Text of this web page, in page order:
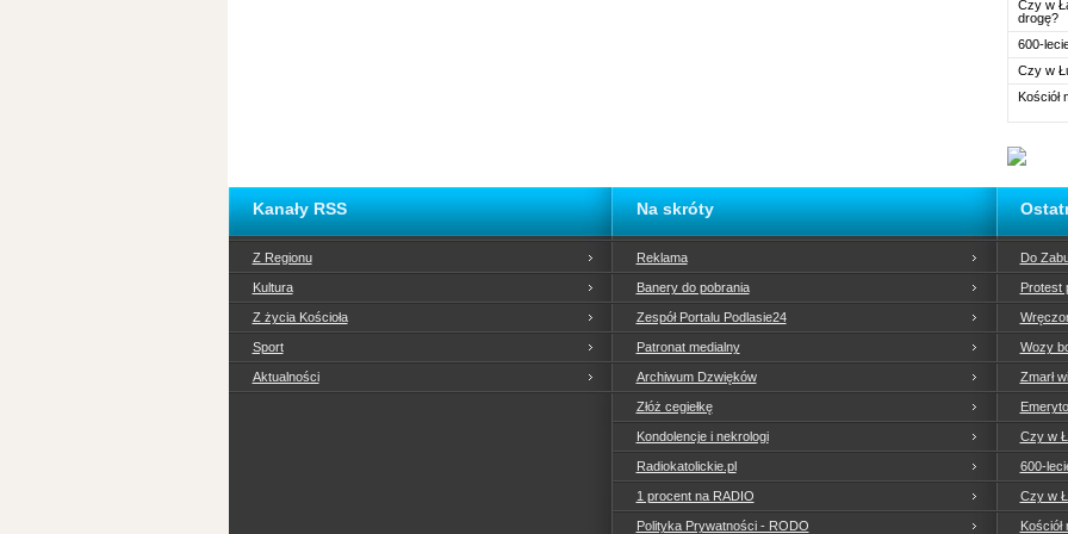
►W
Jaki
W
Silne
25
Czy w
drogę?
600-
Czy w
Kościół
Kanały RSS
Z Regionu
Kultura
Z życia Kościoła
Sport
Aktualności
Na skróty
Reklama
Banery do pobrania
Zespół Portalu Podlasie24
Patronat medialny
Archiwum Dzwięków
Złóż cegiełkę
Kondolencje i nekrologi
Radiokatolickie.pl
1 procent na RADIO
Polityka Prywatności - RODO
Do
Protest
Wozy
Zmarł
Czy w
600-
Czy w
Kościół